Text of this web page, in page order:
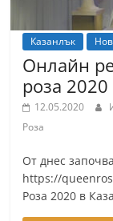
Казанлък
Онлайн
роза 2020
12.05.2020
Роза
От днес
https://
Роза 2020 в